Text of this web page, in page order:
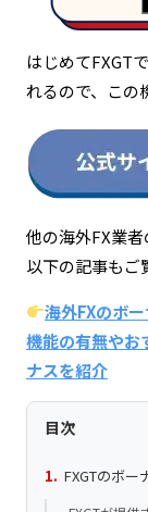
はじめてFXGT
れるので、この
他の海外FX業
以下の記事もご
海外FXのボ
機能の有無やお
ナスを紹介
目次
FXGTのボー